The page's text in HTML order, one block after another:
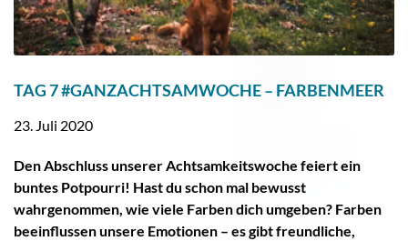
TAG 7 #GANZACHTSAMWOCHE – FARBENMEER
23. Juli 2020
Den Abschluss unserer Achtsamkeitswoche feiert ein
buntes Potpourri! Hast du schon mal bewusst
wahrgenommen, wie viele Farben dich umgeben? Farben
beeinflussen unsere Emotionen – es gibt freundliche,